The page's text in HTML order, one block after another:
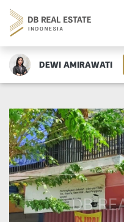
DEWI AMIRAWATI